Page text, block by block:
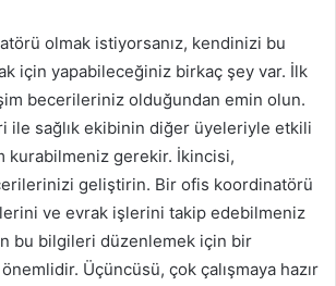
olmak istiyorsanız, kendinizi bu
için yapabileceğiniz birkaç şey var. İlk
becerileriniz olduğundan emin olun.
ile sağlık ekibinin diğer üyeleriyle etkili
kurabilmeniz gerekir. İkincisi,
geliştirin. Bir ofis koordinatörü
ve evrak işlerini takip edebilmeniz
bu bilgileri düzenlemek için bir
Üçüncüsü, çok çalışmaya hazır